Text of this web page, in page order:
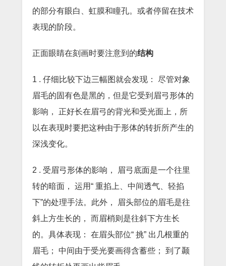
的部分有眼白、虹膜和瞳孔。或者停留在技术
表现的阶段。
正面眼睛在刻画时要注意到的结构
1 . 仔细比较下边三幅图就会发现： 尽管对象
眉毛的固有色是黑的，但是它受到眉弓形体的
影响， 正好长在眉弓的背光和受光面上，所
以在表现时要把这种由于形体的转折所产生的
深浅变化。
2 . 受眉弓形体的影响， 眉弓底面是一个往里
转的暗面， 运用“ 重掐上、中间透气、轻掐
下”的处理手法。此外， 眉头部位的眉毛是往
斜上方生长的， 而眉梢则是往斜下方生长
的。具体表现： 在眉头部位“ 挑” 出几根重的
眉毛； 中间由于受光要画得含蓄些； 到了颞